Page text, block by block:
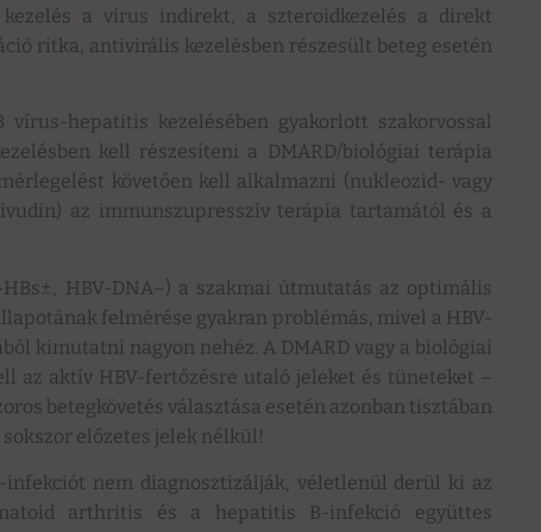
a vírus indirekt, a szteroidkezelés a direkt
ritka, antivirális kezelésben részesült beteg esetén
hepatitis kezelésében gyakorlott szakorvossal
kell részesíteni a DMARD/biológiai terápia
követően kell alkalmazni (nukleozid- vagy
az immunszupresszív terápia tartamától és a
HBV-DNA–) a szakmai útmutatás az optimális
felmérése gyakran problémás, mivel a HBV-
kimutatni nagyon nehéz. A DMARD vagy a biológiai
az aktív HBV-fertőzésre utaló jeleket és tüneteket –
betegkövetés választása esetén azonban tisztában
előzetes jelek nélkül!
infekciót nem diagnosztizálják, véletlenül derül ki az
arthritis és a hepatitis B-infekció együttes